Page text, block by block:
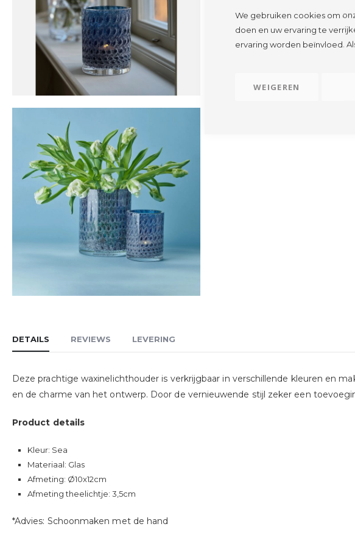
We gebruiken cookies om
doen en uw ervaring te
ervaring worden beïnvloed.
WEIGEREN
het
van
gallerij
DETAILS
Deze prachtige waxinelichthouder is verkrijgbaar in verschillende kleuren en
en de charme van het ontwerp. Door de vernieuwende stijl zeker een
Product details
Kleur: Sea
Materiaal: Glas
Afmeting: Ø10x12cm
Afmeting theelichtje: 3,5cm
*Advies: Schoonmaken met de hand
REVIEWS LEVERING